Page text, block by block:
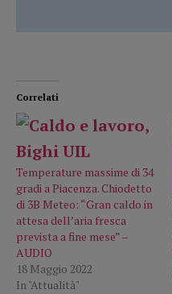
Correlati
Temperature massime di 34
gradi a Piacenza. Chiodetto
di 3B Meteo: “Gran caldo in
attesa dell’aria fresca
prevista a fine mese” –
AUDIO
18 Maggio 2022
In "Attualità"